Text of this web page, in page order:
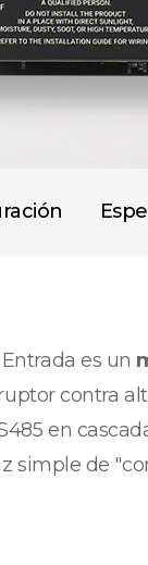
es un
contra
en
simple de